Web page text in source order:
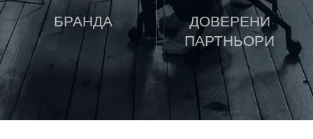
БРАНДА
ДОВЕРЕНИ
ПАРТНЬОРИ